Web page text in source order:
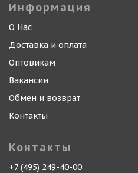
Информация
О Нас
Доставка и оплата
Оптовикам
Вакансии
Обмен и возврат
Контакты
Контакты
+7 (495) 249-40-00